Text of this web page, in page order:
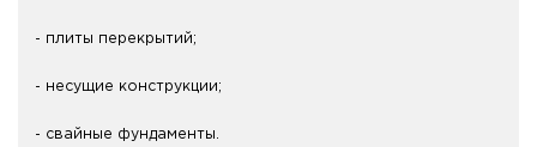
- плиты перекрытий;
- несущие конструкции;
- свайные фундаменты.